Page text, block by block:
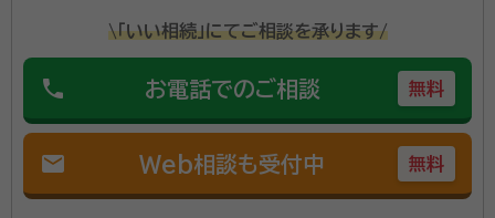
\「いい相続」にてご相談を承ります/
phone お電話でのご相談 無料
mail Web相談も受付中 無料